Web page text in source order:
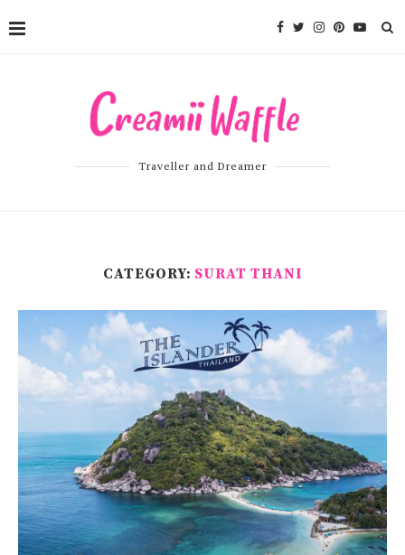
Traveller and Dreamer
CATEGORY: SURAT THANI